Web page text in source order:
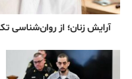
آرایش زنان؛ از روان‌شناسی